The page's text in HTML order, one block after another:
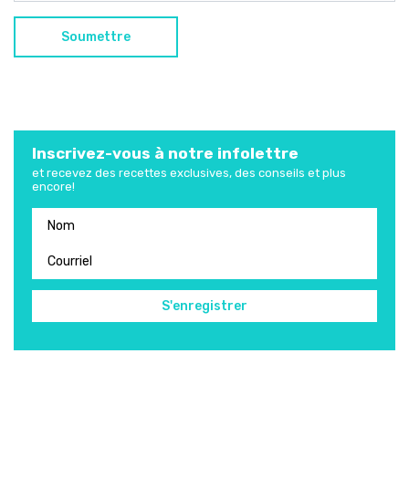
Inscrivez-vous à notre infolettre
et recevez des recettes exclusives, des conseils et plus
encore!